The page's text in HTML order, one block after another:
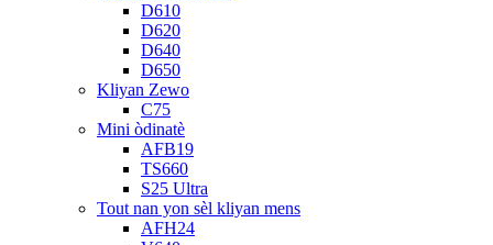
D610
D620
D640
D650
Kliyan Zewo
C75
Mini òdinatè
AFB19
TS660
S25 Ultra
Tout nan yon sèl kliyan mens
AFH24